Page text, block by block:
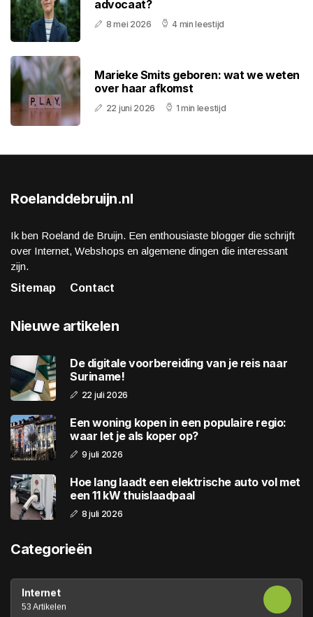
advocaat?
8 mei 2026 4 min leestijd
Marieke Smits geboren: wat we weten
over haar afkomst
22 juni 2026 1 min leestijd
Roelanddebruijn.nl
Ik ben Roeland de Bruijn. Een enthousiaste blogger die schrijft
over Internet, Webshops en algemene dingen die interessant
zijn.
Sitemap
Contact
Nieuwe artikelen
De digitale voorbereiding van je reis naar
Suriname!
22 juli 2026
Een woning kopen in een populaire regio:
waar let je als koper op?
9 juli 2026
Hoe lang laadt een elektrische auto vol met
een 11 kW thuislaadpaal
8 juli 2026
Categorieën
Internet
53 Artikelen